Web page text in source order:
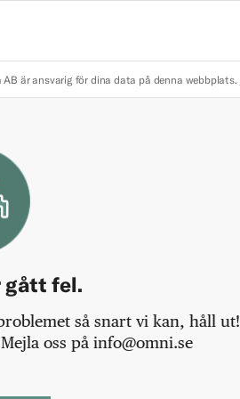
AB är ansvarig för dina data på denna webbplats.
gått fel.
så snart vi kan, håll ut!
oss på info@omni.se